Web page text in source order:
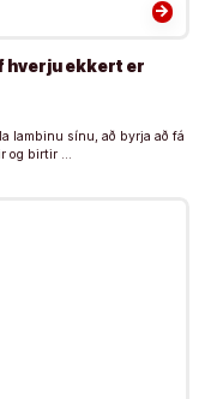
arrow_forward
hverju ekkert er
lambinu sínu, að byrja að fá
og birtir …